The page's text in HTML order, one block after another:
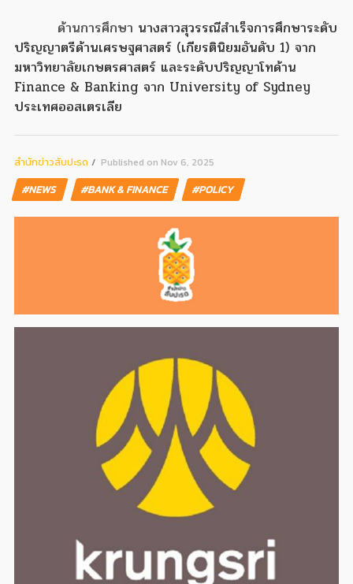
ด้านการศึกษา นางสาวสุวรรณีสำเร็จการศึกษาระดับ
ปริญญาตรีด้านเศรษฐศาสตร์ (เกียรตินิยมอันดับ 1) จาก
มหาวิทยาลัยเกษตรศาสตร์ และระดับปริญญาโทด้าน
Finance & Banking จาก University of Sydney
ประเทศออสเตรเลีย
สํานักข่าวสับปะรด Published on Nov 6, 2025
#NEWS #BANK & FINANCE #POLICY